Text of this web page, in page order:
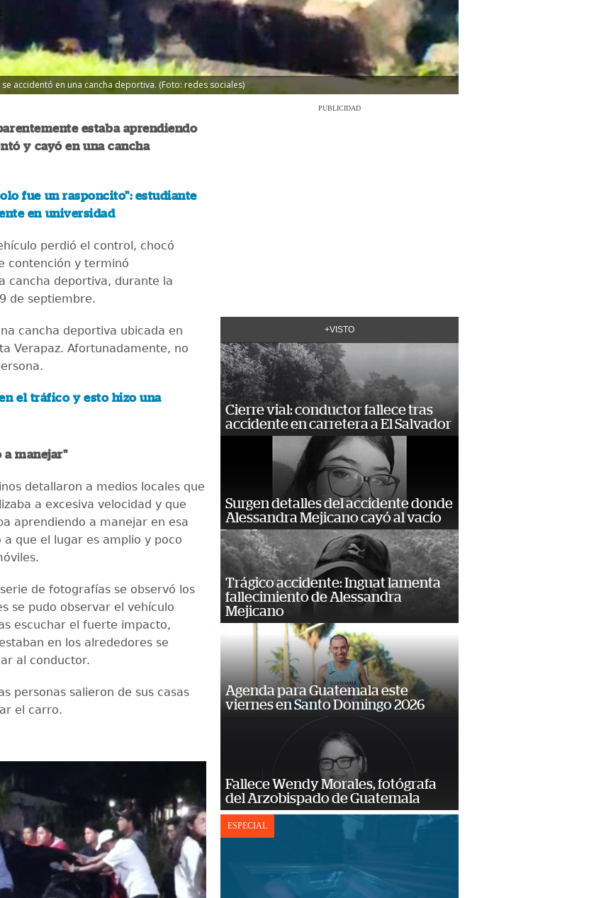
accidentó en una cancha deportiva. (Foto: redes sociales)
estaba aprendiendo
y cayó en una cancha
fue un rasponcito": estudiante
en universidad
perdió el control, chocó
contención y terminó
cancha deportiva, durante la
de septiembre.
cancha deportiva ubicada en
Verapaz. Afortunadamente, no
el tráfico y esto hizo una
a manejar"
detallaron a medios locales que
a excesiva velocidad y que
aprendiendo a manejar en esa
que el lugar es amplio y poco
de fotografías se observó los
se pudo observar el vehículo
escuchar el fuerte impacto,
en los alrededores se
al conductor.
personas salieron de sus casas
el carro.
PUBLICIDAD
+VISTO
Cierre vial: conductor fallece tras
accidente en carretera a El Salvador
Surgen detalles del accidente donde
Alessandra Mejicano cayó al vacío
Trágico accidente: Inguat lamenta
fallecimiento de Alessandra
Mejicano
Agenda para Guatemala este
viernes en Santo Domingo 2026
Fallece Wendy Morales, fotógrafa
del Arzobispado de Guatemala
ESPECIAL